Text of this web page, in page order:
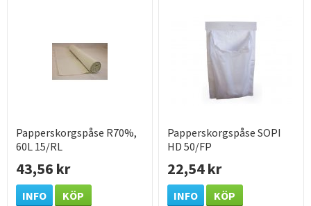
Papperskorgspåse R70%,
60L 15/RL
43,56 kr
INFO KÖP
Papperskorgspåse SOPI
HD 50/FP
22,54 kr
INFO KÖP